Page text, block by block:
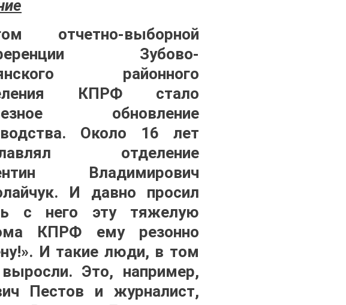
отчетно-выборной
Зубово-
районного
КПРФ стало
обновление
Около 16 лет
отделение
Владимирович
И давно просил
с него эту тяжелую
КПРФ ему резонно
И такие люди, в том
Это, например,
Пестов и журналист,